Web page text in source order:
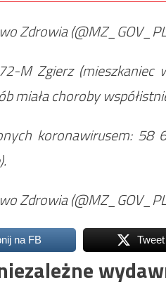
Zdrowia
M Zgierz
miała choroby
koronawirusem:
Zdrowia
na FB Tweet